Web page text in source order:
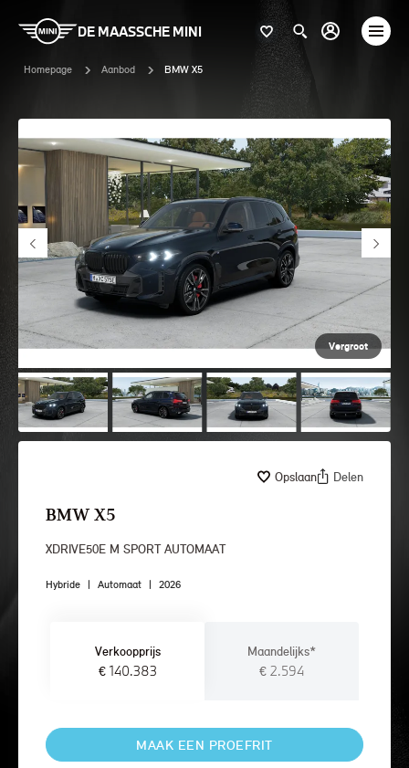
DE MAASSCHE MINI
Homepage Aanbod BMW X5
Vergroot
Opslaan Delen
BMW X5
XDRIVE50E M SPORT AUTOMAAT
Hybride | Automaat | 2026
Verkoopprijs
€ 140.383
Maandelijks*
€ 2.594
MAAK EEN PROEFRIT